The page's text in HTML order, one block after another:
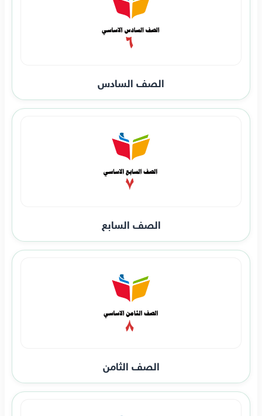
الصف السادس
الصف السابع
الصف الثامن